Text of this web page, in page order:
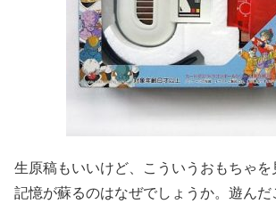
生原稿もいいけど、こういうおもちゃ
記憶が蘇るのはなぜでしょうか。遊んだ